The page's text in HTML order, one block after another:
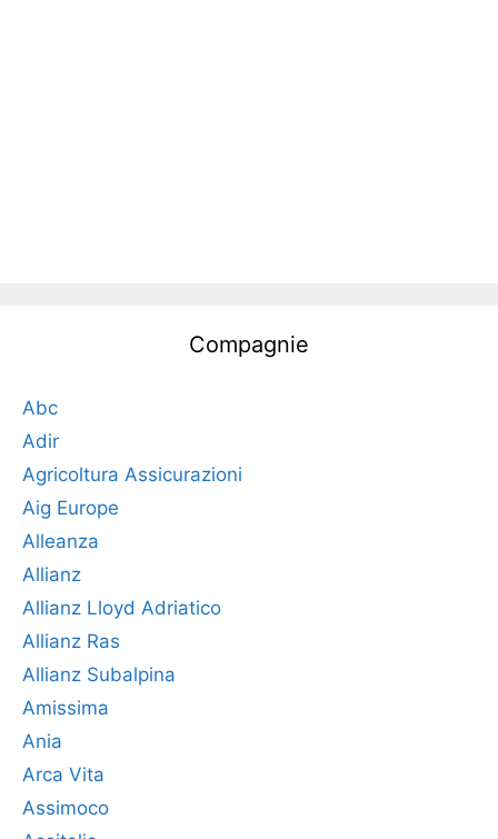
Compagnie
Abc
Adir
Agricoltura Assicurazioni
Aig Europe
Alleanza
Allianz
Allianz Lloyd Adriatico
Allianz Ras
Allianz Subalpina
Amissima
Ania
Arca Vita
Assimoco